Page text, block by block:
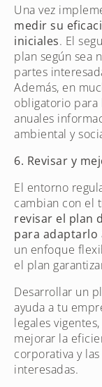
Una vez
medir su
iniciales. El
plan según sea
partes
Además, en
obligatorio para
anuales
ambiental y
6. Revisar y
El entorno
cambian con el
revisar el plan
para adaptarlo
un enfoque
el plan
Desarrollar un
ayuda a tu
legales
mejorar la
corporativa y
interesadas.